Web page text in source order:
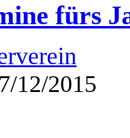
fürs
7/12/2015